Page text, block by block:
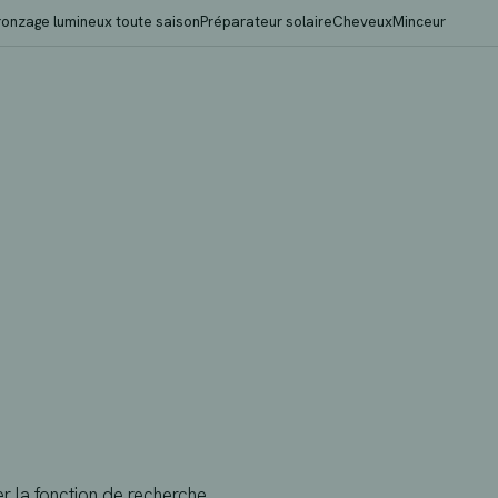
lumineux toute saisonPréparateur solaireCheveuxMinceur